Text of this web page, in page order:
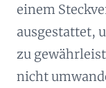
einem
ausgestattet,
zu
nicht